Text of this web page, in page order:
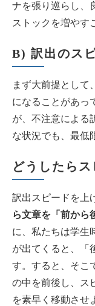
ナを張り巡らし、
ストックを増やす
B) 訳出のス
まず大前提として
になることがあっ
が、不注意による
な状況でも、最低
どうしたら
訳出スピードを上
ら文章を「前から
に、私たちは学生
が出てくると、「
す。すると、そこ
の中を前後し、ス
を素早く移動させ